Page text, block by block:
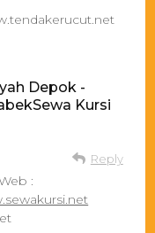
Depok -
Kursi
Reply
: